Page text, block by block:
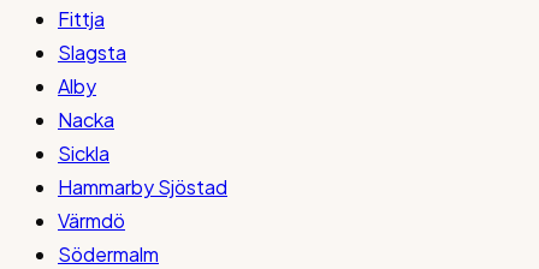
Fittja
Slagsta
Alby
Nacka
Sickla
Hammarby Sjöstad
Värmdö
Södermalm